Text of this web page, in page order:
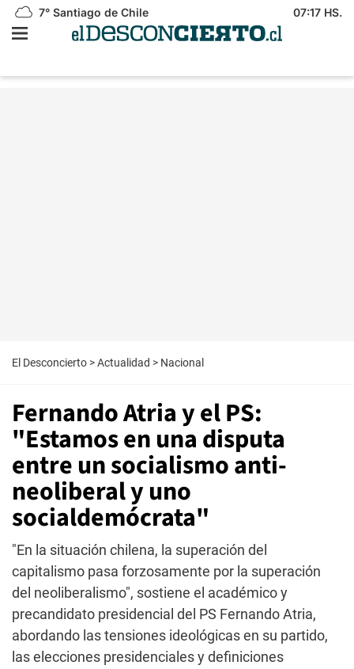
7° Santiago de Chile 07:17 HS.
El Desconcierto >Actualidad > Nacional
Fernando Atria y el PS:
"Estamos en una disputa
entre un socialismo anti-
neoliberal y uno
socialdemócrata"
"En la situación chilena, la superación del
capitalismo pasa forzosamente por la superación
del neoliberalismo", sostiene el académico y
precandidato presidencial del PS Fernando Atria,
abordando las tensiones ideológicas en su partido,
las elecciones presidenciales y definiciones